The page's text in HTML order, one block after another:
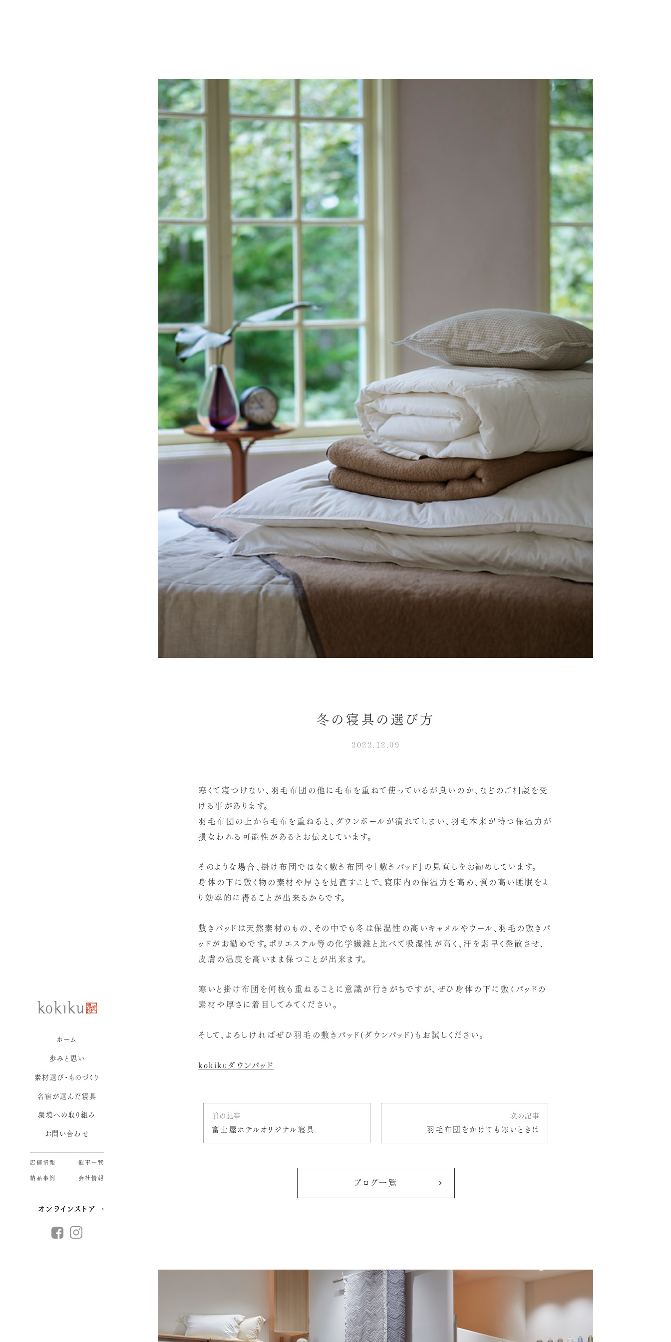
ホーム
歩みと思い
素材選び・ものづくり
名宿が選んだ寝具
環境への取り組み
お問い合わせ
店舗情報 催事一覧
納品事例 会社情報
オンラインストア
冬の寝具の選び方
2022.12.09
寒くて寝つけない、羽毛布団の他に毛布を重ねて使っているが良いのか、などのご相談を受
ける事があります。
羽毛布団の上から毛布を重ねると、ダウンボールが潰れてしまい、羽毛本来が持つ保温力が
損なわれる可能性があるとお伝えしています。
そのような場合、掛け布団ではなく敷き布団や「敷きパッド」の見直しをお勧めしています。
身体の下に敷く物の素材や厚さを見直すことで、寝床内の保温力を高め、質の高い睡眠をよ
り効率的に得ることが出来るからです。
敷きパッドは天然素材のもの、その中でも冬は保温性の高いキャメルやウール、羽毛の敷きパ
ッドがお勧めです。ポリエステル等の化学繊維と比べて吸湿性が高く、汗を素早く発散させ、
皮膚の温度を高いまま保つことが出来ます。
寒いと掛け布団を何枚も重ねることに意識が行きがちですが、ぜひ身体の下に敷くパッドの
素材や厚さに着目してみてください。
そして、よろしければぜひ羽毛の敷きパッド(ダウンパッド)もお試しください。
kokikuダウンパッド
前の記事
富士屋ホテルオリジナル寝具
次の記事
羽毛布団をかけても寒いときは
ブログ一覧